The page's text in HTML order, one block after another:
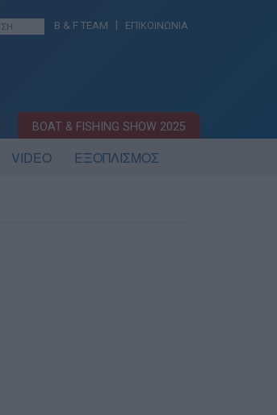
B & F TEAM ΕΠΙΚΟΙΝΩΝΙΑ
BOAT & FISHING SHOW 2025
VIDEO ΕΞΟΠΛΙΣΜΟΣ